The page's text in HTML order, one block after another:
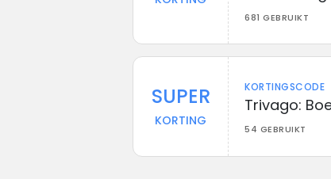
681 GEBRUIKT
SUPER
KORTING
KORTINGSCODE
Trivago:
54 GEBRUIKT